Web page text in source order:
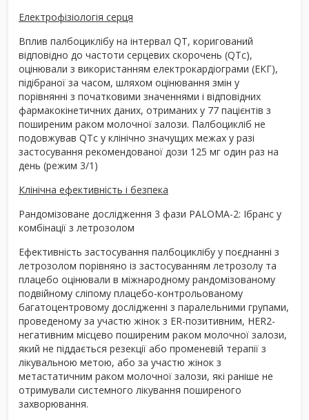
Електрофізіологія серця
Вплив палбоциклібу на інтервал QT, коригований
відповідно до частоти серцевих скорочень (QTc),
оцінювали з використанням електрокардіограми (ЕКГ),
підібраної за часом, шляхом оцінювання змін у
порівнянні з початковими значеннями і відповідних
фармакокінетичних даних, отриманих у 77 пацієнтів з
поширеним раком молочної залози. Палбоцикліб не
подовжував QTc у клінічно значущих межах у разі
застосування рекомендованої дози 125 мг один раз на
день (режим 3/1)
Клінічна ефективність і безпека
Рандомізоване дослідження 3 фази PALOMA-2: Ібранс у
комбінації з летрозолом
Ефективність застосування палбоциклібу у поєднанні з
летрозолом порівняно із застосуванням летрозолу та
плацебо оцінювали в міжнародному рандомізованому
подвійному сліпому плацебо-контрольованому
багатоцентровому дослідженні з паралельними групами,
проведеному за участю жінок з ER-позитивним, HER2-
негативним місцево поширеним раком молочної залози,
який не піддається резекції або променевій терапії з
лікувальною метою, або за участю жінок з
метастатичним раком молочної залози, які раніше не
отримували системного лікування поширеного
захворювання.